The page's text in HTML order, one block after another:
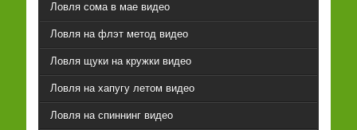
Ловля сома в мае видео
Ловля на флэт метод видео
Ловля щуки на кружки видео
Ловля на хапугу летом видео
Ловля на спиннинг видео